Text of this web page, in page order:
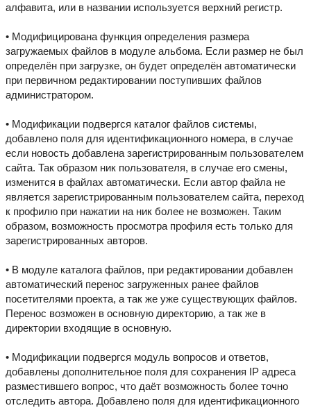
алфавита, или в названии используется верхний регистр.
• Модифицирована функция определения размера
загружаемых файлов в модуле альбома. Если размер не был
определён при загрузке, он будет определён автоматически
при первичном редактировании поступивших файлов
администратором.
• Модификации подвергся каталог файлов системы,
добавлено поля для идентификационного номера, в случае
если новость добавлена зарегистрированным пользователем
сайта. Так образом ник пользователя, в случае его смены,
изменится в файлах автоматически. Если автор файла не
является зарегистрированным пользователем сайта, переход
к профилю при нажатии на ник более не возможен. Таким
образом, возможность просмотра профиля есть только для
зарегистрированных авторов.
• В модуле каталога файлов, при редактировании добавлен
автоматический перенос загруженных ранее файлов
посетителями проекта, а так же уже существующих файлов.
Перенос возможен в основную директорию, а так же в
директории входящие в основную.
• Модификации подвергся модуль вопросов и ответов,
добавлены дополнительное поля для сохранения IP адреса
разместившего вопрос, что даёт возможность более точно
отследить автора. Добавлено поля для идентификационного